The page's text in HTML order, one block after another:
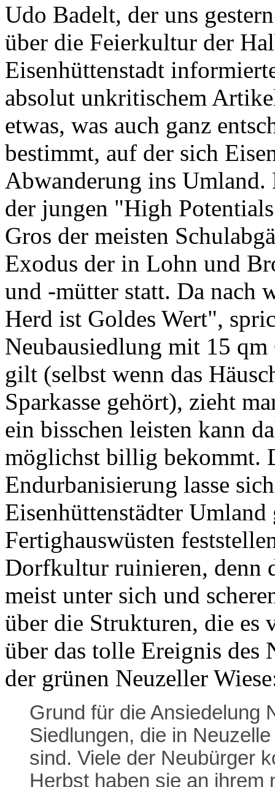
Udo Badelt, der uns
über die Feierkultur der
Eisenhüttenstadt
absolut unkritischem
etwas, was auch ganz
bestimmt, auf der sich
Abwanderung ins Umland.
der jungen "High
Gros der meisten
Exodus der in Lohn und
und -mütter statt. Da nach
Herd ist Goldes Wert",
Neubausiedlung mit 15
gilt (selbst wenn das
Sparkasse gehört), zieht
ein bisschen leisten kann
möglichst billig bekommt.
Endurbanisierung lasse
Eisenhüttenstädter
Fertighauswüsten
Dorfkultur ruinieren, denn
meist unter sich und
über die Strukturen, die es
über das tolle Ereignis des
der grünen Neuzeller
Grund für die Ansiedelung
Siedlungen, die in
sind. Viele der Neubürger
Herbst haben sie an ihrem